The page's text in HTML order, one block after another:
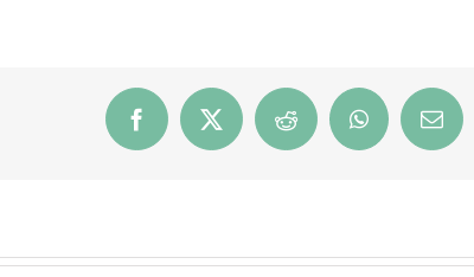
Facebook
X Reddit WhatsAppEmail